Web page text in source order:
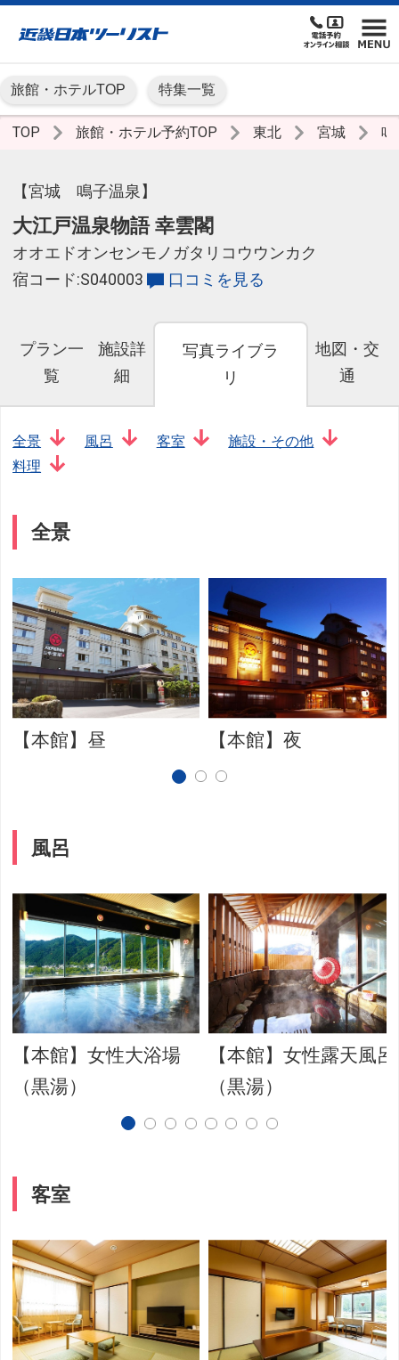
旅館・ホテルTOP 特集一覧
TOP 旅館・ホテル予約TOP 東北 宮城
【宮城 鳴子温泉】
大江戸温泉物語 幸雲閣
オオエドオンセンモノガタリコウウンカク
宿コード:S040003
口コミを見る
プラン一
覧
施設詳
細
写真ライブラ
リ
地図・交
通
全景 風呂 客室
施設・その他
料理
全景
【本館】昼 【本館】夜
風呂
【本館】女性大浴場
（黒湯）
【本館】女性露天風呂
（黒湯）
客室